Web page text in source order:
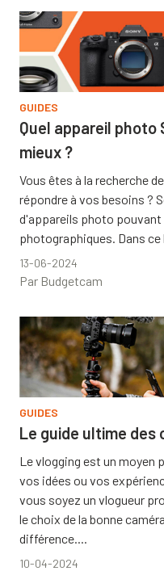
GUIDES
Quel appareil photo
mieux ?
Vous êtes à la recherche
répondre à vos besoins ?
d'appareils photo
photographiques. Dans
13-06-2024
Par Budgetcam
GUIDES
Le guide ultime des
Le vlogging est un moyen
vos idées ou vos
vous soyez un vlogueur
le choix de la bonne
différence....
10-04-2024